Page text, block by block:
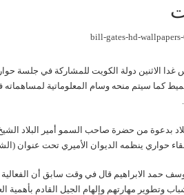
الاثنين دولة الكويت للمشاركة في جلسة
كما سيتم منحه وسام المعلوماتية لمساهماته
بدعوة من حضرة صاحب السمو أمير البلاد الشيخ
حواري ينظمه الديوان الأميري تحت عنوان
حمد الابراهيم قال في وقت سابق أن
وتطوير مهارتهم وإلهام الجيل القادم بأهمية